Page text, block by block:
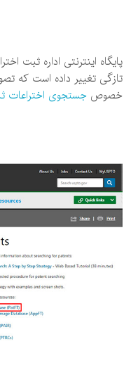
پایگاه اینترنتی اداره ثبت
تازگی تغییر داده است که
خصوصجستجوی اختراعات